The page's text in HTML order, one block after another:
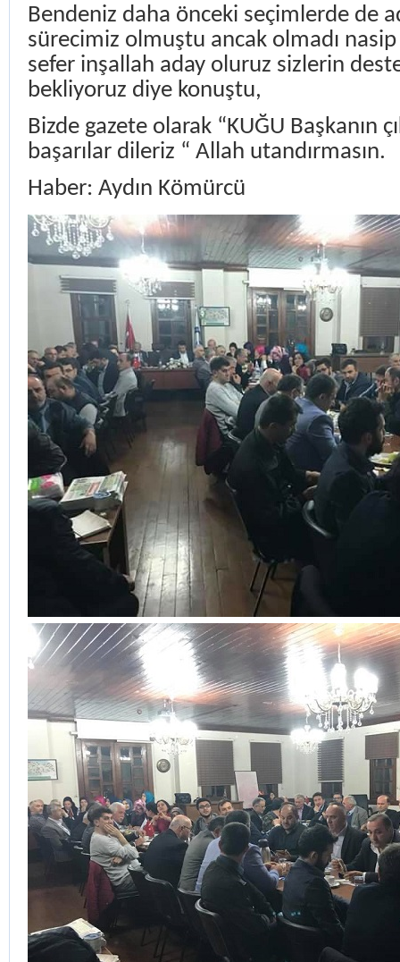
Bendeniz daha önceki seçimlerde de
sürecimiz olmuştu ancak olmadı
sefer inşallah aday oluruz sizlerin
bekliyoruz diye konuştu,
Bizde gazete olarak “KUĞU Başkanın
başarılar dileriz “ Allah utandırmasın.
Haber: Aydın Kömürcü